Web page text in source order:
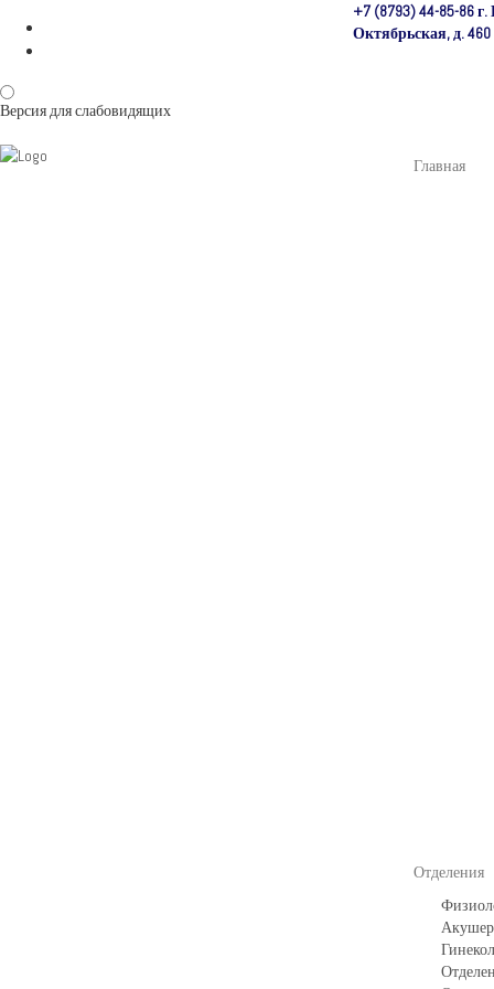
+7 (8793) 44-85-86 г.
Октябрьская, д. 460
Версия для слабовидящих
Главная
Отделения